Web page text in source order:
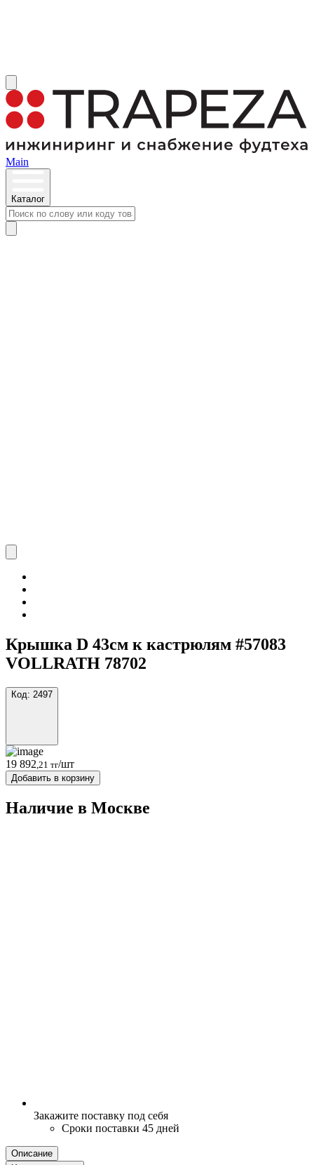
Main
Каталог
Крышка D 43см к кастрюлям #57083
VOLLRATH 78702
Код: 2497
19 892 ,21 тг/шт
Добавить в корзину
Наличие в Москвe
Закажите поставку под себя
Сроки поставки 45 дней
Описание